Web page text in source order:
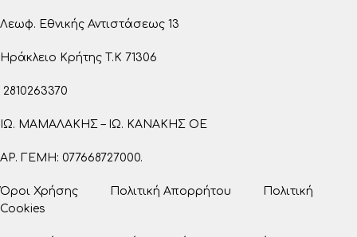
Λεωφ. Εθνικής Αντιστάσεως 13
Ηράκλειο Κρήτης T.K 71306
2810263370
ΙΩ. ΜΑΜΑΛΑΚΗΣ – ΙΩ. ΚΑΝΑΚΗΣ ΟΕ
ΑΡ. ΓΕΜΗ: 077668727000.
Όροι Χρήσης Πολιτική Απορρήτου Πολιτική
Cookies